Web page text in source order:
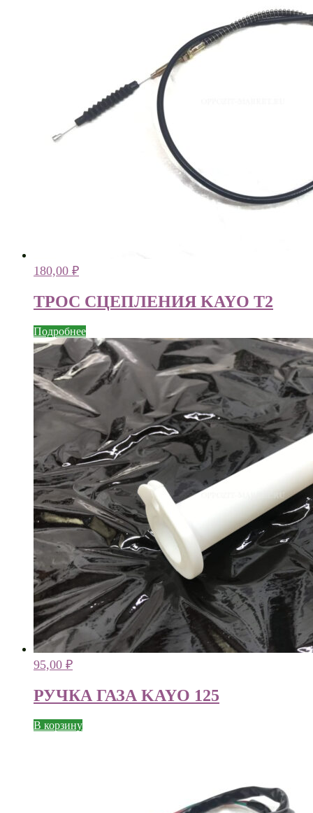
180,00 ₽
ТРОС СЦЕПЛЕНИЯ KAYO T2
Подробнее
95,00 ₽
РУЧКА ГАЗА KAYO 125
В корзину